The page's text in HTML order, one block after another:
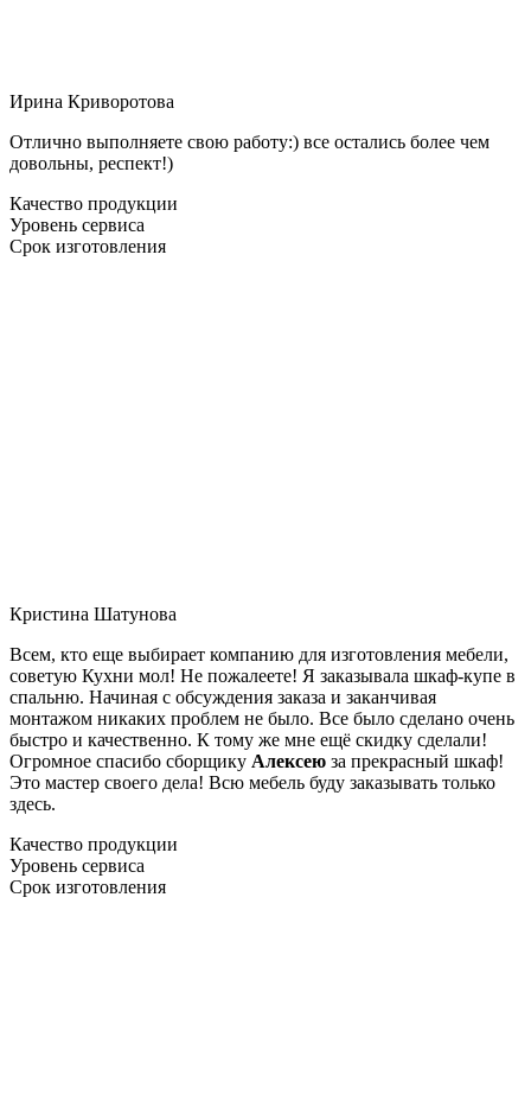
Ирина Криворотова
Отлично выполняете свою работу:) все остались более чем
довольны, респект!)
Качество продукции
Уровень сервиса
Срок изготовления
Кристина Шатунова
Всем, кто еще выбирает компанию для изготовления мебели,
советую Кухни мол! Не пожалеете! Я заказывала шкаф-купе в
спальню. Начиная с обсуждения заказа и заканчивая
монтажом никаких проблем не было. Все было сделано очень
быстро и качественно. К тому же мне ещё скидку сделали!
Огромное спасибо сборщику Алексею за прекрасный шкаф!
Это мастер своего дела! Всю мебель буду заказывать только
здесь.
Качество продукции
Уровень сервиса
Срок изготовления